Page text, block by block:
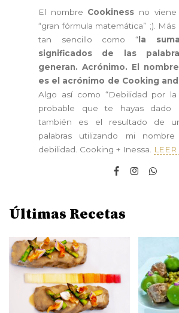
El nombre Cookiness no
“gran fórmula matemática” ;).
tan sencillo como “la
significados de las
generan. Acrónimo. El
es el acrónimo de Cooking
Algo así como “Debilidad por la
probable que te hayas dado
también es el resultado de
palabras utilizando mi
debilidad. Cooking + Inessa.
Últimas Recetas